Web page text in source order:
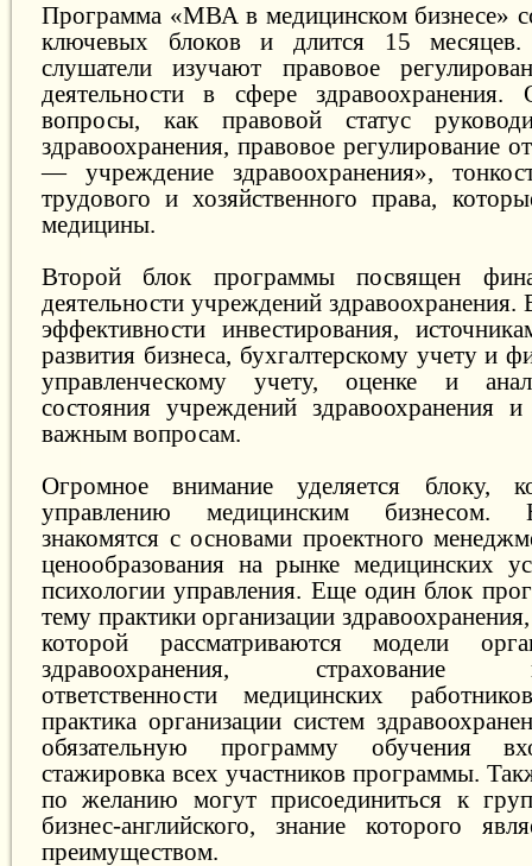
Программа «МВА в медицинском бизнесе»
ключевых блоков и длится 15
слушатели изучают правовое
деятельности в сфере здравоохранения.
вопросы, как правовой статус
здравоохранения, правовое регулирование
— учреждение здравоохранения»,
трудового и хозяйственного права,
медицины.
Второй блок программы посвящен
деятельности учреждений здравоохранения.
эффективности инвестирования,
развития бизнеса, бухгалтерскому учету и
управленческому учету, оценке и
состояния учреждений здравоохранения
важным вопросам.
Огромное внимание уделяется блоку,
управлению медицинским бизнесом.
знакомятся с основами проектного
ценообразования на рынке медицинских
психологии управления. Еще один блок
тему практики организации
которой рассматриваются модели
здравоохранения, страхование
ответственности медицинских
практика организации систем
обязательную программу обучения
стажировка всех участников программы.
по желанию могут присоединиться к
бизнес-английского, знание которого
преимуществом.